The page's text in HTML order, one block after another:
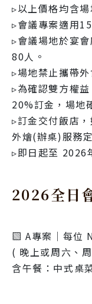
▹以上價格均含場
▹會議專案適用
▹會議場地於宴
80人。
▹場地禁止攜帶
▹為確認雙方權
20%訂金，場地
▹訂金交付飯店
外燴(辦桌)服務
▹即日起至 2026
2026全日
▧ A專案｜每位
( 晚上或周六、
含午餐：中式桌